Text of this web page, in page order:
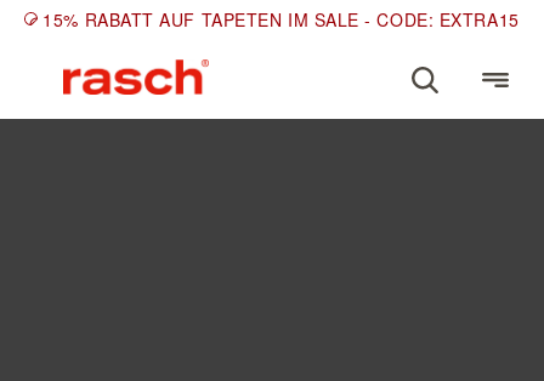
15% RABATT AUF TAPETEN IM SALE - CODE: EXTRA15